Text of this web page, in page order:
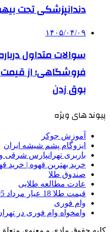
دندانپزشکی تحت
۱۴۰۵/۰۴/۰۹
سوالات متداول
فروشگاهی؛ از
بوق زدن
پیوند های ویژه
آموزش جوکر
ایزوگام پشم شیشه ایران
باربری تهرانپارس شرقی
خرید بهترین قهوه | خرید
صندوق طلا
عادت مطالعه طلایی
قیمت طلا 18 عیار مرداد 1405
وام فوری
وامخواه وام فوری در
کلیه حقوق مادی و معنوی